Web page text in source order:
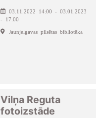
03.11.2022 14:00 - 03.01.2023
- 17:00
Jaunjelgavas pilsētas bibliotēka
Vilņa Reguta
fotoizstāde